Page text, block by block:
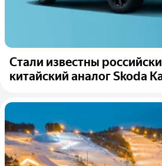
Стали известны
китайский аналог Skoda